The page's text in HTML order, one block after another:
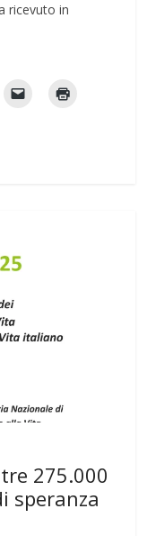
ricevuto in
275.000
speranza